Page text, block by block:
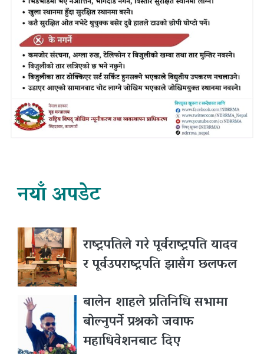
नयाँ अपडेट
राष्ट्रपतिले गरे पूर्वराष्ट्रपति यादव
र पूर्वउपराष्ट्रपति झासँग छलफल
बालेन शाहले प्रतिनिधि सभामा
बोल्नुपर्ने प्रश्नकाे जवाफ
महाधिवेशनबाट दिए